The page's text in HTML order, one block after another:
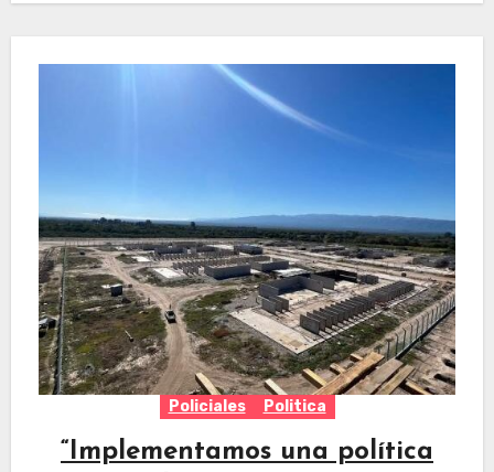
Policiales Politica
“Implementamos una política